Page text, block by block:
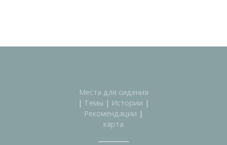
Места для сидения
| Темы | Истории |
Рекомендации |
карта